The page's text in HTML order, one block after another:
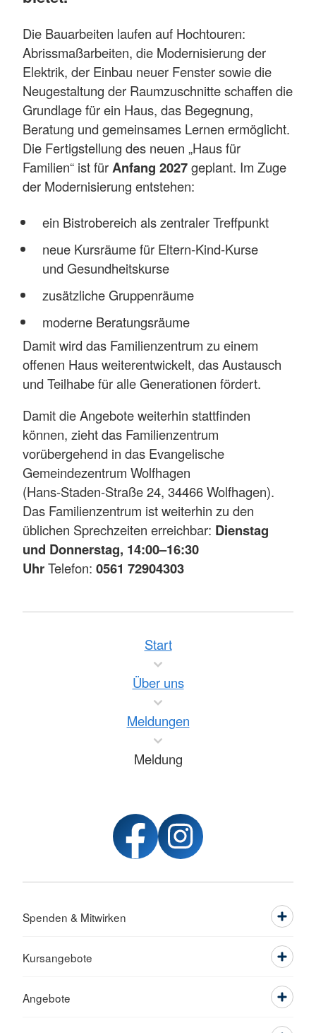
Die Bauarbeiten laufen auf Hochtouren:
Abrissmaßarbeiten, die Modernisierung der
Elektrik, der Einbau neuer Fenster sowie die
Neugestaltung der Raumzuschnitte schaffen die
Grundlage für ein Haus, das Begegnung,
Beratung und gemeinsames Lernen ermöglicht.
Die Fertigstellung des neuen „Haus für
Familien“ ist fürAnfang 2027geplant. Im Zuge
der Modernisierung entstehen:
ein Bistrobereich als zentraler Treffpunkt
neue Kursräume für Eltern‑Kind‑Kurse
und Gesundheitskurse
zusätzliche Gruppenräume
moderne Beratungsräume
Damit wird das Familienzentrum zu einem
offenen Haus weiterentwickelt, das Austausch
und Teilhabe für alle Generationen fördert.
Damit die Angebote weiterhin stattfinden
können, zieht das Familienzentrum
vorübergehend in das Evangelische
Gemeindezentrum Wolfhagen
(Hans‑Staden‑Straße 24, 34466 Wolfhagen).
Das Familienzentrum ist weiterhin zu den
üblichen Sprechzeiten erreichbar: Dienstag
und Donnerstag, 14:00–16:30
UhrTelefon: 0561 72904303
Start
Über uns
Meldungen
Meldung
Spenden & Mitwirken
Kursangebote
Angebote